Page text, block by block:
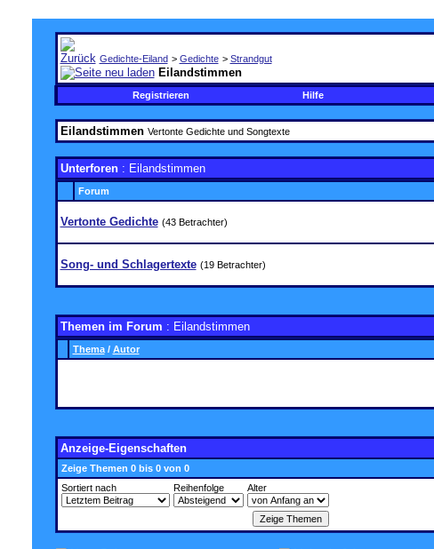
Gedichte-Eiland > Gedichte > Strandgut
Eilandstimmen
Registrieren Hilfe
Eilandstimmen Vertonte Gedichte und Songtexte
Unterforen: Eilandstimmen
Forum
Vertonte Gedichte (43 Betrachter)
Song- und Schlagertexte (19 Betrachter)
Themen im Forum : Eilandstimmen
Thema/ Autor
Anzeige-Eigenschaften
Zeige Themen 0 bis 0 von 0
Sortiert nach
Reihenfolge Alter